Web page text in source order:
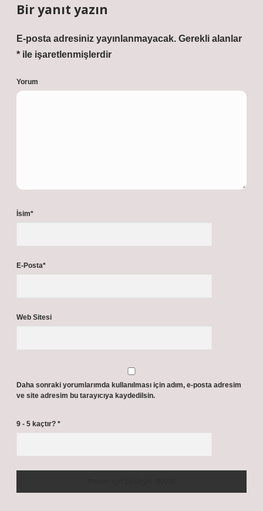
Bir yanıt yazın
E-posta adresiniz yayınlanmayacak. Gerekli alanlar
* ile işaretlenmişlerdir
Yorum
İsim*
E-Posta*
Web Sitesi
Daha sonraki yorumlarımda kullanılması için adım, e-posta adresim
ve site adresim bu tarayıcıya kaydedilsin.
9 - 5 kaçtır? *